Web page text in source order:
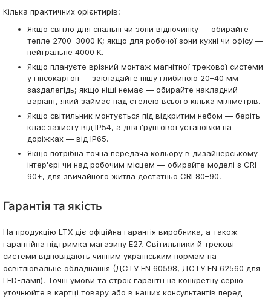
Кілька практичних орієнтирів:
Якщо світло для спальні чи зони відпочинку — обирайте
тепле 2700–3000 К; якщо для робочої зони кухні чи офісу —
нейтральне 4000 К.
Якщо плануєте врізний монтаж магнітної трекової системи
у гіпсокартон — закладайте нішу глибиною 20–40 мм
заздалегідь; якщо ніші немає — обирайте накладний
варіант, який займає над стелею всього кілька міліметрів.
Якщо світильник монтується під відкритим небом — беріть
клас захисту від IP54, а для ґрунтової установки на
доріжках — від IP65.
Якщо потрібна точна передача кольору в дизайнерському
інтер'єрі чи над робочим місцем — обирайте моделі з CRI
90+, для звичайного житла достатньо CRI 80–90.
Гарантія та якість
На продукцію LTX діє офіційна гарантія виробника, а також
гарантійна підтримка магазину E27. Світильники й трекові
системи відповідають чинним українським нормам на
освітлювальне обладнання (ДСТУ EN 60598, ДСТУ EN 62560 для
LED-ламп). Точні умови та строк гарантії на конкретну серію
уточнюйте в картці товару або в наших консультантів перед